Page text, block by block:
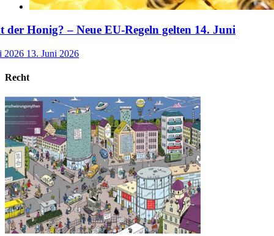
der Honig? – Neue EU-Regeln gelten 14. Juni
2026 13. Juni 2026
Recht